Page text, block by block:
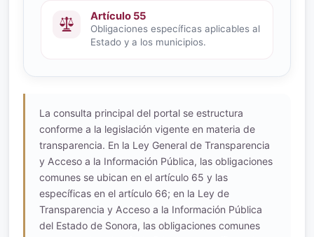
Artículo 55
Obligaciones específicas aplicables al
Estado y a los municipios.
La consulta principal del portal se estructura
conforme a la legislación vigente en materia de
transparencia. En la Ley General de Transparencia
y Acceso a la Información Pública, las obligaciones
comunes se ubican en el artículo 65 y las
específicas en el artículo 66; en la Ley de
Transparencia y Acceso a la Información Pública
del Estado de Sonora, las obligaciones comunes